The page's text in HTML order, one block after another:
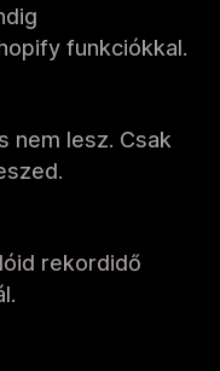
funkciókkal.
nem lesz. Csak
rekordidő